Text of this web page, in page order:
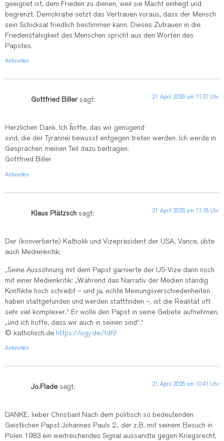
geeignet ist, dem Frieden zu dienen, weil sie Macht einhegt und
begrenzt. Demokratie setzt das Vertrauen voraus, dass der Mensch
sein Schicksal friedlich bestimmen kann. Dieses Zutrauen in die
Friedensfähigkeit des Menschen spricht aus den Worten des
Papstes.
Antworten
Gottfried Biller sagt: 21. April 2026 um 11:37 Uhr
Herzlichen Dank. Ich ĥoffe, das wir genügend
sind, die der Tyrannei bewusst entgegen treten werden. Ich werde in
Gesprächen meinen Teil dazu beitragen.
Gottfried Biller
Antworten
Klaus Plätzsch sagt: 21. April 2026 um 11:18 Uhr
Der (konvertierte) Katholik und Vizepräsident der USA, Vance, übte
auch Medienkritik:
„Seine Aussöhnung mit dem Papst garnierte der US-Vize dann noch
mit einer Medienkritik: „Während das Narrativ der Medien ständig
Konflikte hoch schreibt – und ja, echte Meinungsverschiedenheiten
haben stattgefunden und werden stattfinden –, ist die Realität oft
sehr viel komplexer.“ Er wolle den Papst in seine Gebete aufnehmen,
„und ich hoffe, dass wir auch in seinen sind“.“
© katholisch.de https://ogy.de/tdl9
Antworten
Jo.Flade sagt: 21. April 2026 um 10:41 Uhr
DANKE, lieber Christian! Nach dem politisch so bedeutenden
Geistlichen Papst Johannes Pauls 2., der z.B. mit seinem Besuch in
Polen 1983 ein weitreichendes Signal aussandte gegen Kriegsrecht,